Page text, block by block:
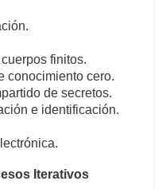
finitos.
conocimiento cero.
de secretos.
e identificación.
Iterativos